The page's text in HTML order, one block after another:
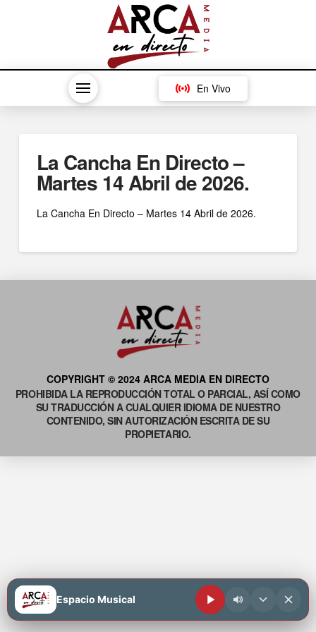
En Vivo
La Cancha En Directo –
Martes 14 Abril de 2026.
La Cancha En Directo – Martes 14 Abril de 2026.
COPYRIGHT © 2024 ARCA MEDIA EN DIRECTO
PROHIBIDA LA REPRODUCCIÓN TOTAL O PARCIAL, ASÍ COMO
SU TRADUCCIÓN A CUALQUIER IDIOMA DE NUESTRO
CONTENIDO, SIN AUTORIZACIÓN ESCRITA DE SU
PROPIETARIO.
Espacio Musical